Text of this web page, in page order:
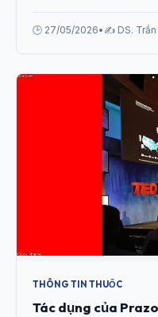
🕒 27/05/2026• ✍️ DS. Trần
THÔNG TIN THUỐC
Tác dụng của